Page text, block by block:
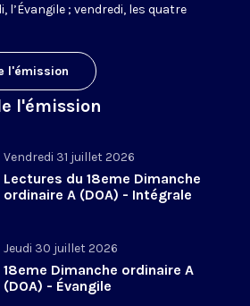
l’Évangile ; vendredi, les quatre
l'émission
l'émission
Vendredi 31 juillet 2026
Lectures du 18eme Dimanche
ordinaire A (DOA) - Intégrale
Jeudi 30 juillet 2026
18eme Dimanche ordinaire A
(DOA) - Évangile